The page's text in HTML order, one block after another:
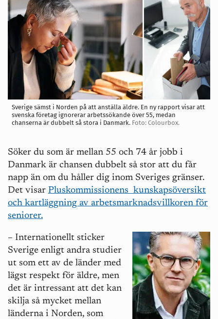
Sverige sämst i Norden på att anställa äldre. En ny rapport visar att
svenska företag ignorerar arbetssökande över 55, medan
chanserna är dubbelt så stora i Danmark. Foto: Colourbox.
Söker du som är mellan 55 och 74 år jobb i
Danmark är chansen dubbelt så stor att du får
napp än om du håller dig inom Sveriges gränser.
Det visar Pluskommissionens kunskapsöversikt
och kartläggning av arbetsmarknadsvillkoren för
seniorer.
– Internationellt sticker
Sverige enligt andra studier
ut som ett av de länder med
lägst respekt för äldre, men
det är intressant att det kan
skilja så mycket mellan
länderna i Norden, som